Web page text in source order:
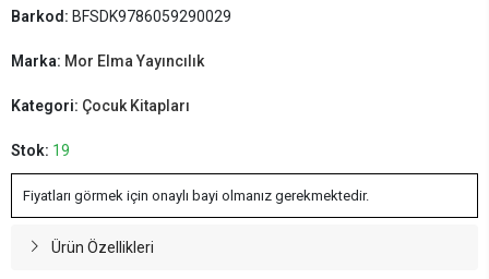
Barkod: BFSDK9786059290029
Marka: Mor Elma Yayıncılık
Kategori: Çocuk Kitapları
Stok: 19
Fiyatları görmek için onaylı bayi olmanız gerekmektedir.
Ürün Özellikleri